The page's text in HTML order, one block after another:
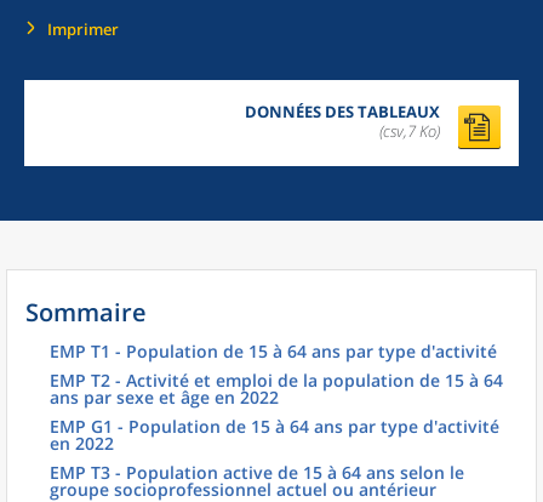
Imprimer
DONNÉES DES TABLEAUX
(csv,7 Ko)
Sommaire
EMP T1 - Population de 15 à 64 ans par type d'activité
EMP T2 - Activité et emploi de la population de 15 à 64
ans par sexe et âge en 2022
EMP G1 - Population de 15 à 64 ans par type d'activité
en 2022
EMP T3 - Population active de 15 à 64 ans selon le
groupe socioprofessionnel actuel ou antérieur